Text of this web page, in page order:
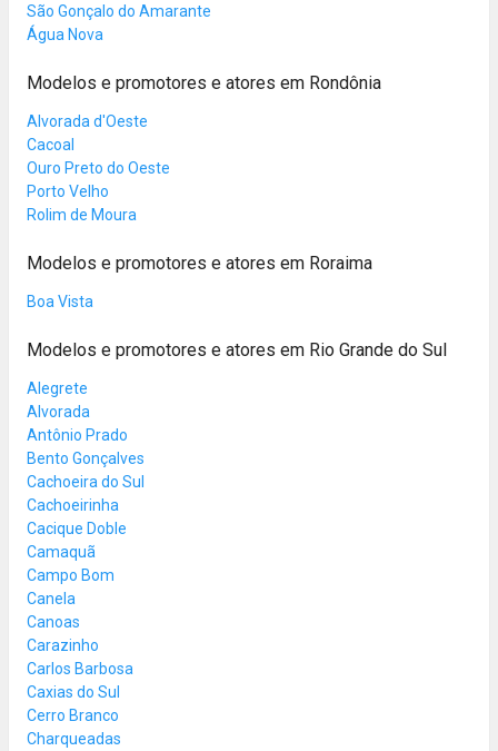
São Gonçalo do Amarante
Água Nova
Modelos e promotores e atores em Rondônia
Alvorada d'Oeste
Cacoal
Ouro Preto do Oeste
Porto Velho
Rolim de Moura
Modelos e promotores e atores em Roraima
Boa Vista
Modelos e promotores e atores em Rio Grande do Sul
Alegrete
Alvorada
Antônio Prado
Bento Gonçalves
Cachoeira do Sul
Cachoeirinha
Cacique Doble
Camaquã
Campo Bom
Canela
Canoas
Carazinho
Carlos Barbosa
Caxias do Sul
Cerro Branco
Charqueadas